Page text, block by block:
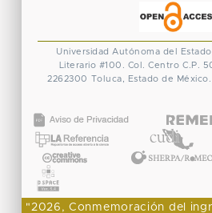
Universidad Autónoma del
Literario #100. Col. Centro C.P.
2262300 Toluca, Estado de México.
"2026, Conmemoración del